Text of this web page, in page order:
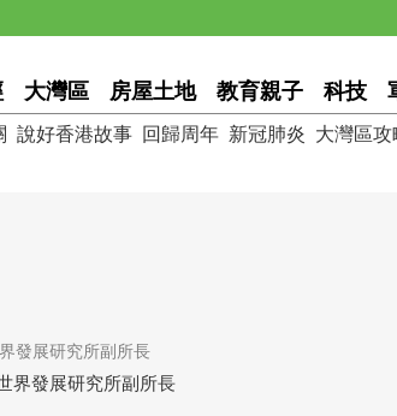
大灣區 房屋土地 教育親子 科技
說好香港故事 回歸周年 新冠肺炎 大灣區攻
發展研究所副所長
界發展研究所副所長